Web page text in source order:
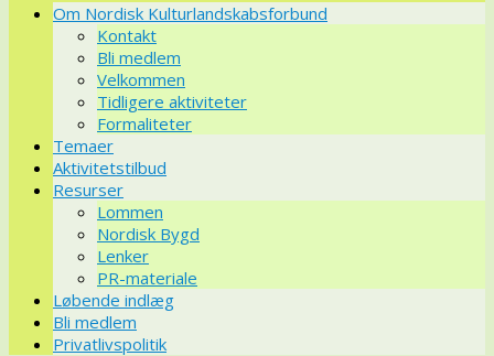
VidereOm Nordisk Kulturlandskabsforbund
Kontakt
Bli medlem
Velkommen
Tidligere aktiviteter
Formaliteter
Temaer
Aktivitetstilbud
Resurser
Lommen
Nordisk Bygd
Lenker
PR-materiale
Løbende indlæg
Bli medlem
Privatlivspolitik